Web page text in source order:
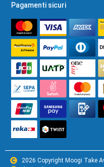
Pagamenti sicuri
2026 Copyright Moogi Take